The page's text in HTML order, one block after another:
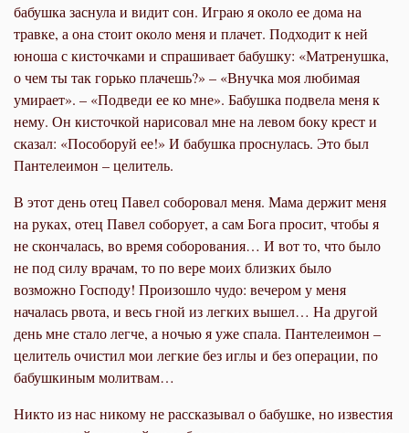
бабушка заснула и видит сон. Играю я около ее дома на
травке, а она стоит около меня и плачет. Подходит к ней
юноша с кисточками и спрашивает бабушку: «Матренушка,
о чем ты так горько плачешь?» – «Внучка моя любимая
умирает». – «Подведи ее ко мне». Бабушка подвела меня к
нему. Он кисточкой нарисовал мне на левом боку крест и
сказал: «Пособоруй ее!» И бабушка проснулась. Это был
Пантелеимон – целитель.
В этот день отец Павел соборовал меня. Мама держит меня
на руках, отец Павел соборует, а сам Бога просит, чтобы я
не скончалась, во время соборования… И вот то, что было
не под силу врачам, то по вере моих близких было
возможно Господу! Произошло чудо: вечером у меня
началась рвота, и весь гной из легких вышел… На другой
день мне стало легче, а ночью я уже спала. Пантелеимон –
целитель очистил мои легкие без иглы и без операции, по
бабушкиным молитвам…
Никто из нас никому не рассказывал о бабушке, но известия